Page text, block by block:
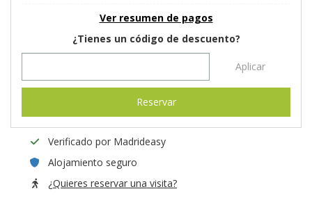
Ver resumen de pagos
¿Tienes un código de descuento?
Aplicar
Reservar
Verificado por Madrideasy
Alojamiento seguro
¿Quieres reservar una visita?